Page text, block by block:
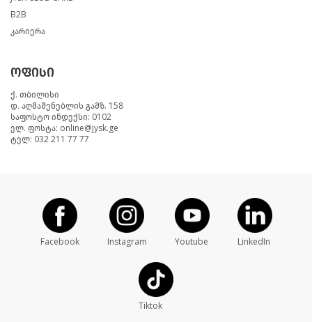
B2B
კარიერა
ოფისი
ქ. თბილისი
დ. აღმაშენებლის გამზ. 158
საფოსტო ინდექსი: 0102
ელ. ფოსტა: online@jysk.ge
ტელ: 032 211 77 77
Facebook Instagram Youtube LinkedIn
Tiktok